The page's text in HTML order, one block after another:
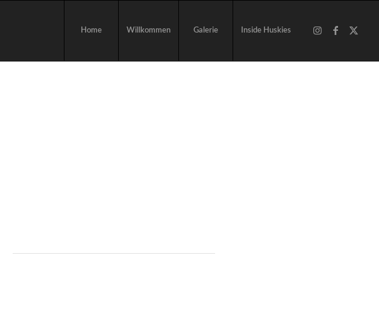
Home Willkommen Galerie Inside Huskies